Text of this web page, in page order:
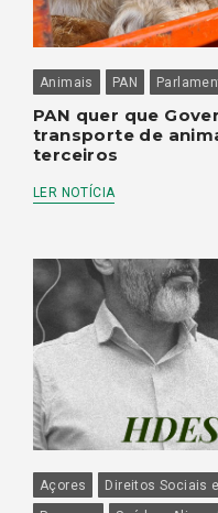
Animais PAN
PAN quer que
transporte de
terceiros
LER NOTÍCIA
Açores Direitos Sociais